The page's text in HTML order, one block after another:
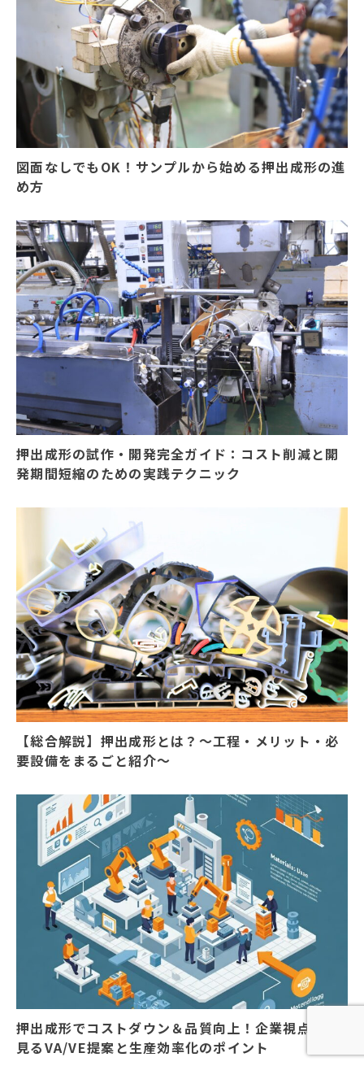
図面なしでもOK！サンプルから始める押出成形の進
め方
押出成形の試作・開発完全ガイド：コスト削減と開
発期間短縮のための実践テクニック
【総合解説】押出成形とは？～工程・メリット・必
要設備をまるごと紹介～
押出成形でコストダウン＆品質向上！企業視点から
見るVA/VE提案と生産効率化のポイント